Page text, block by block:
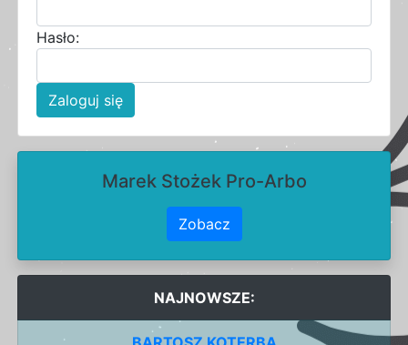
Hasło:
Zaloguj się
Marek Stożek Pro-Arbo
Zobacz
NAJNOWSZE: